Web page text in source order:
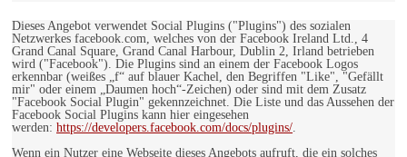
Dieses Angebot verwendet Social Plugins ("Plugins") des sozialen
Netzwerkes facebook.com, welches von der Facebook Ireland Ltd., 4
Grand Canal Square, Grand Canal Harbour, Dublin 2, Irland betrieben
wird ("Facebook"). Die Plugins sind an einem der Facebook Logos
erkennbar (weißes „f“ auf blauer Kachel, den Begriffen "Like", "Gefällt
mir" oder einem „Daumen hoch“-Zeichen) oder sind mit dem Zusatz
"Facebook Social Plugin" gekennzeichnet. Die Liste und das Aussehen der
Facebook Social Plugins kann hier eingesehen
werden: https://developers.facebook.com/docs/plugins/.
Wenn ein Nutzer eine Webseite dieses Angebots aufruft, die ein solches